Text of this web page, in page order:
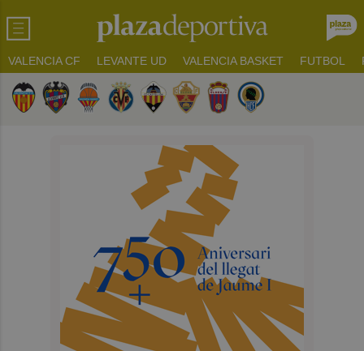
VALENCIA CF LEVANTE UD VALENCIA BASKET FUTBOL